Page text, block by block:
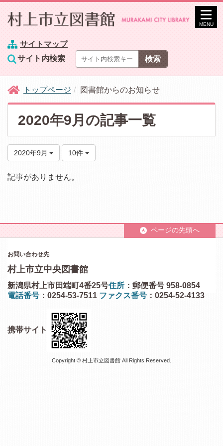
サイトマップ
サイト内検索
MENU
トップページ 図書館からのお知らせ
2020年9月の記事一覧
2020年9月 10件
記事がありません。
ページの先頭へ
お問い合わせ先
村上市立中央図書館
住所 ：郵便番号 958-0854
新潟県村上市田端町4番25号
電話番号 ：0254-53-7511 ファクス番号 ：0254-52-4133
携帯サイト
Copyright © 村上市立図書館 All Rights Reserved.